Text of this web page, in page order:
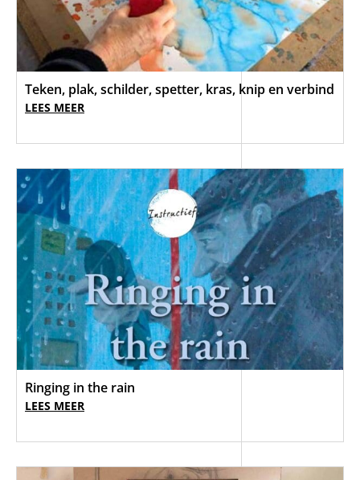
Teken, plak, schilder, spetter, kras, knip en verbind
LEES MEER
Ringing in the rain
LEES MEER